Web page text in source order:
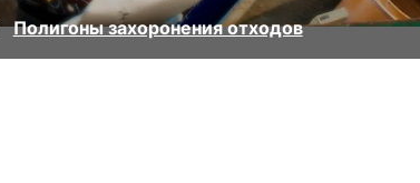
Полигоны захоронения отходов